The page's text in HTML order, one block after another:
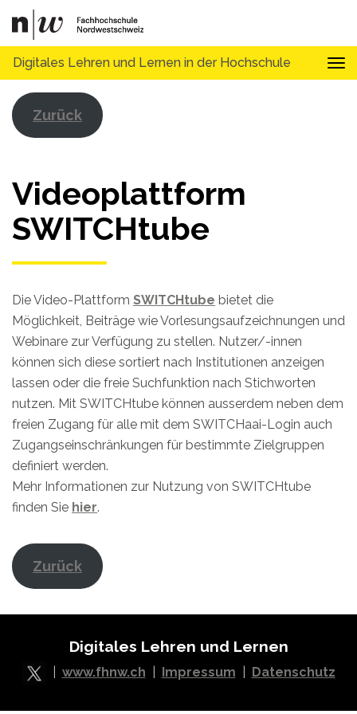
Digitales Lehren und Lernen in der Hochschule
Zurück
Videoplattform
SWITCHtube
Die Video-Plattform SWITCHtube bietet die
Möglichkeit, Beiträge wie Vorlesungsaufzeichnungen und
Webinare zur Verfügung zu stellen. Nutzer/-innen
können sich diese sortiert nach Institutionen anzeigen
lassen oder die freie Suchfunktion nach Stichworten
nutzen. Mit SWITCHtube können ausserdem neben dem
freien Zugang für alle mit dem SWITCHaai-Login auch
Zugangseinschränkungen für bestimmte Zielgruppen
definiert werden.
Mehr Informationen zur Nutzung von SWITCHtube
finden Sie hier.
Zurück
Digitales Lehren und Lernen
www.fhnw.ch Impressum Datenschutz